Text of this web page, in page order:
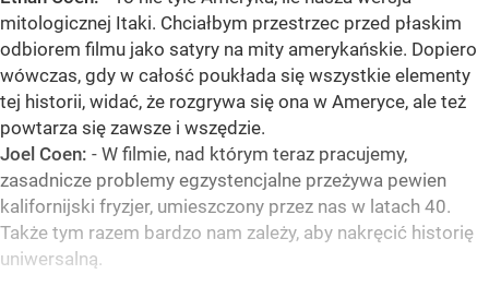
mitologicznej Itaki. Chciałbym przestrzec przed płaskim
odbiorem filmu jako satyry na mity amerykańskie. Dopiero
wówczas, gdy w całość poukłada się wszystkie elementy
tej historii, widać, że rozgrywa się ona w Ameryce, ale też
powtarza się zawsze i wszędzie.
Joel Coen: - W filmie, nad którym teraz pracujemy,
zasadnicze problemy egzystencjalne przeżywa pewien
kalifornijski fryzjer, umieszczony przez nas w latach 40.
Także tym razem bardzo nam zależy, aby nakręcić historię
uniwersalną.